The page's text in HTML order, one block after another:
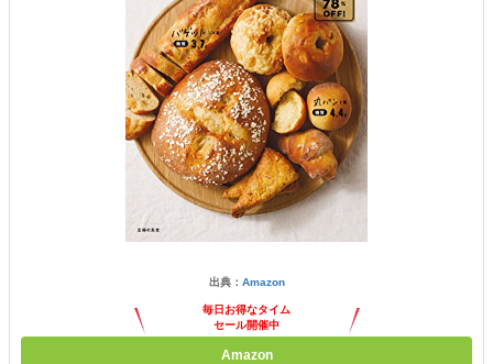
出典： Amazon
毎日お得なタイム
セール開催中
Amazon